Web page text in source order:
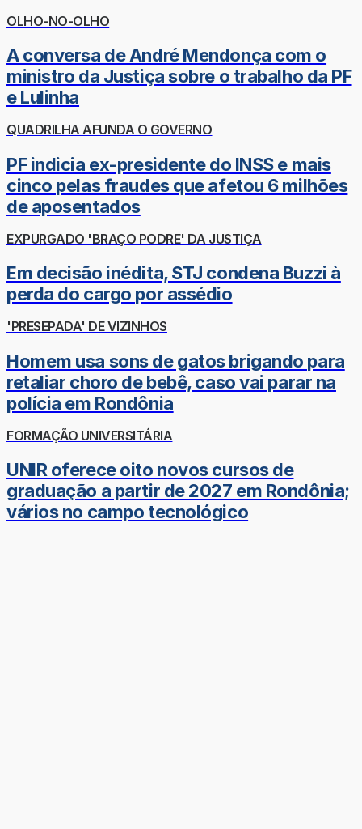
OLHO-NO-OLHO
A conversa de André Mendonça com o
ministro da Justiça sobre o trabalho da PF
e Lulinha
QUADRILHA AFUNDA O GOVERNO
PF indicia ex-presidente do INSS e mais
cinco pelas fraudes que afetou 6 milhões
de aposentados
EXPURGADO 'BRAÇO PODRE' DA JUSTIÇA
Em decisão inédita, STJ condena Buzzi à
perda do cargo por assédio
'PRESEPADA' DE VIZINHOS
Homem usa sons de gatos brigando para
retaliar choro de bebê, caso vai parar na
polícia em Rondônia
FORMAÇÃO UNIVERSITÁRIA
UNIR oferece oito novos cursos de
graduação a partir de 2027 em Rondônia;
vários no campo tecnológico